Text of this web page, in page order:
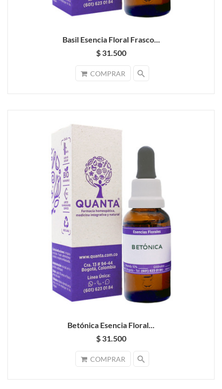
Basil Esencia Floral Frasco...
$ 31.500
COMPRAR search
Betónica Esencia Floral...
$ 31.500
COMPRAR search